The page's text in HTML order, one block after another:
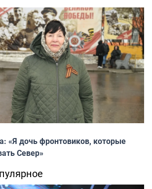
«Я дочь фронтовиков, которые
Север»